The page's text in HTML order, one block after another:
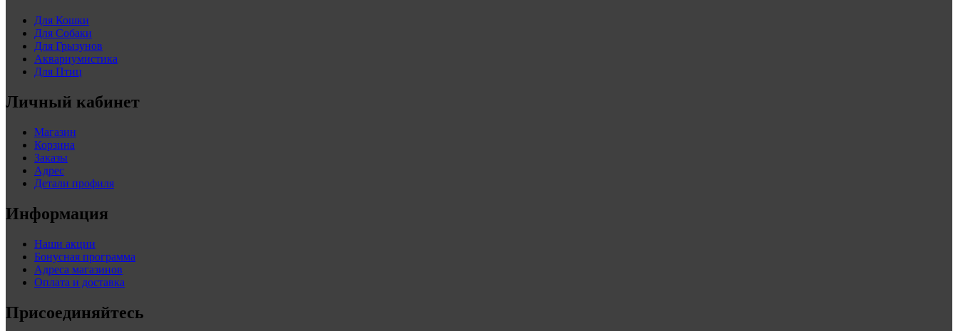
Для Кошки
Для Собаки
Для Грызунов
Аквариумистика
Для Птиц
Личный кабинет
Магазин
Корзина
Заказы
Адрес
Детали профиля
Информация
Наши акции
Бонусная программа
Адреса магазинов
Оплата и доставка
Присоединяйтесь